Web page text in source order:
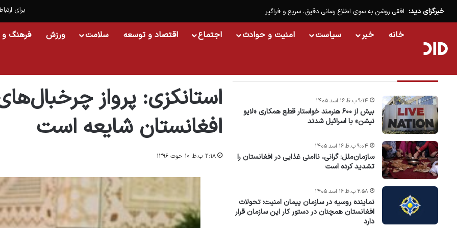
برای خبرگزای دید: افقی روشن به سوی اطلاع رسانی دقیق، سریع و فراگیر
خانه خبر سیاست امنیت و حوادث اجتماع اقتصاد و توسعه سلامت ورزش فرهنگ و
استانکزی: پرواز
افغانستان شایعه‌ است
۲:۱۸ ب.ظ ۱۰ حوت ۱۳۹۶
بیش از ۶۰۰ هنرمند خواستار قطع همکاری «لایو
نیشن» با اسرائیل شدند
۹:۱۴ ب.ظ ۱۶ اسد ۱۴۰۵
سازمان‌ملل: گرانی، ناامنی غذایی در افغانستان را
تشدید کرده است
۹:۰۴ ب.ظ ۱۶ اسد ۱۴۰۵
نماینده روسیه در سازمان پیمان امنیت: تحولات
افغانستان همچنان در دستور کار این سازمان قرار
دارد
۲:۵۸ ب.ظ ۱۶ اسد ۱۴۰۵